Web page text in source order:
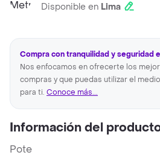
Disponible en Lima
Compra con tranquilidad y seguridad
Nos enfocamos en ofrecerte los
compras y que puedas utilizar el
para ti. Conoce más...
Información del
Pote